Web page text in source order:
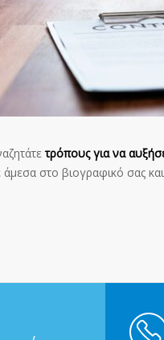
τρόπους για να
άμεσα στο βιογραφικό σας